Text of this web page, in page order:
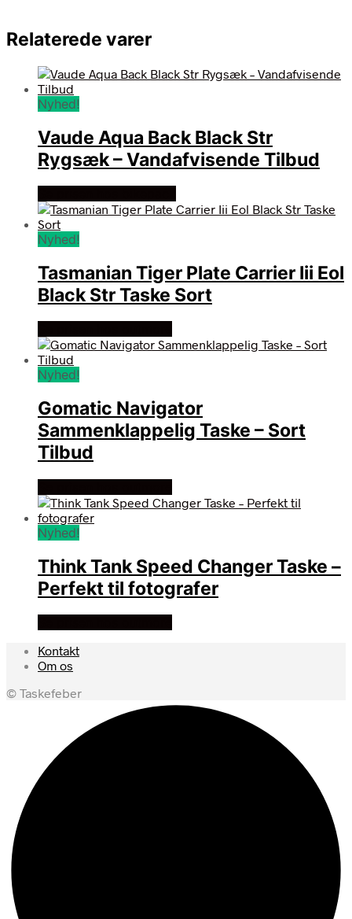
Relaterede varer
Nyhed!
Vaude Aqua Back Black Str
Rygsæk – Vandafvisende Tilbud
Nyhed!
Tasmanian Tiger Plate Carrier Iii Eol
Black Str Taske Sort
Nyhed!
Gomatic Navigator
Sammenklappelig Taske – Sort
Tilbud
Nyhed!
Think Tank Speed Changer Taske –
Perfekt til fotografer
Kontakt
Om os
© Taskefeber